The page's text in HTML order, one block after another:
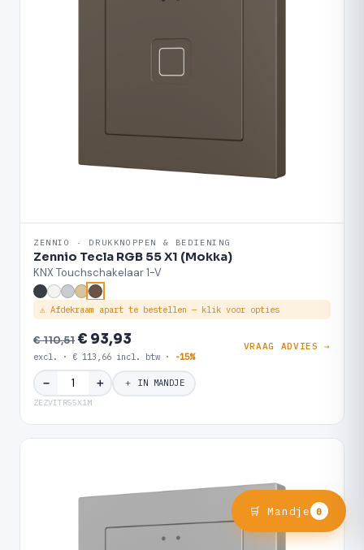
ZENNIO · DRUKKNOPPEN & BEDIENING
Zennio Tecla RGB 55 X1 (Mokka)
KNX Touchschakelaar 1-V
⚠ Afdekraam apart te bestellen — klik voor opties
€ 110,51€ 93,93
excl. · € 113,66 incl. btw · -15%
VRAAG ADVIES →
− ＋ ＋ IN MANDJE
ZEZVITR55X1M
🛒 Mandje 0